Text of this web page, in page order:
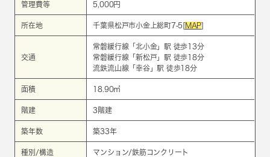
管理費等 5,000円
所在地 千葉県松戸市小金上総町7-5[ MAP
交通
常磐緩行線 「北小金」駅 徒歩13分
常磐緩行線 「新松戸 」駅 徒歩18分
流鉄流山線 「幸谷」駅 徒歩18分
面積 18.90㎡
階建 3階建
築年数 築33年
種別/構造 マンション/鉄筋コンクリート